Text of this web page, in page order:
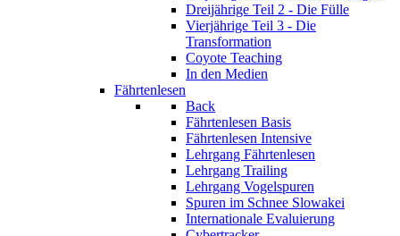
Dreijährige Teil 2 - Die Fülle
Vierjährige Teil 3 - Die
Transformation
Coyote Teaching
In den Medien
Fährtenlesen
Back
Fährtenlesen Basis
Fährtenlesen Intensive
Lehrgang Fährtenlesen
Lehrgang Trailing
Lehrgang Vogelspuren
Spuren im Schnee Slowakei
Internationale Evaluierung